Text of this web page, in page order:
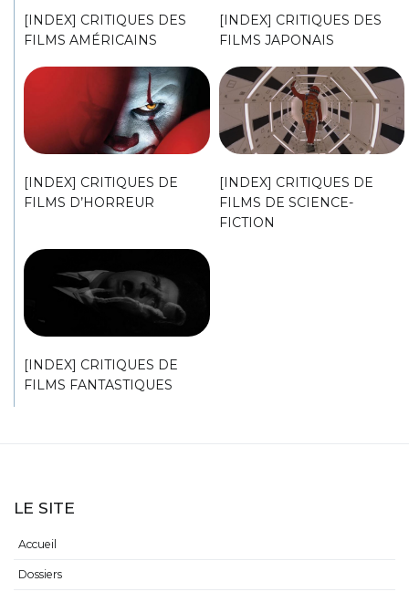
[INDEX] CRITIQUES DES
FILMS AMÉRICAINS
[INDEX] CRITIQUES DES
FILMS JAPONAIS
[INDEX] CRITIQUES DE
FILMS D’HORREUR
[INDEX] CRITIQUES DE
FILMS DE SCIENCE-
FICTION
[INDEX] CRITIQUES DE
FILMS FANTASTIQUES
LE SITE
Accueil
Dossiers